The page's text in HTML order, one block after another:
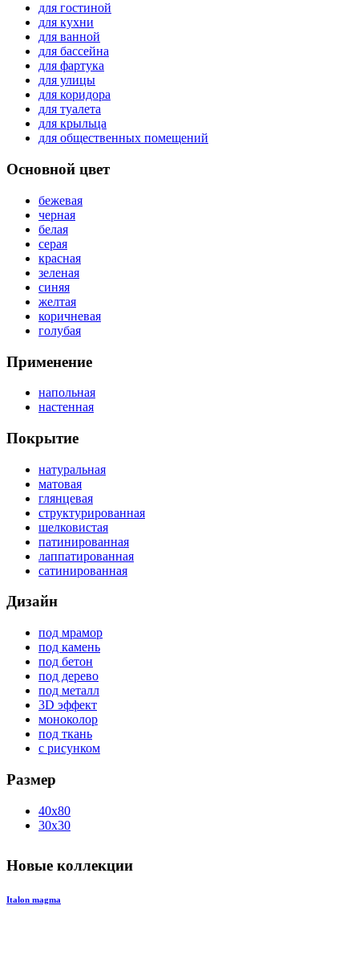
для гостиной
для кухни
для ванной
для бассейна
для фартука
для улицы
для коридора
для туалета
для крыльца
для общественных помещений
Основной цвет
бежевая
черная
белая
серая
красная
зеленая
синяя
желтая
коричневая
голубая
Применение
напольная
настенная
Покрытие
натуральная
матовая
глянцевая
структурированная
шелковистая
патинированная
лаппатированная
сатинированная
Дизайн
под мрамор
под камень
под бетон
под дерево
под металл
3D эффект
моноколор
под ткань
с рисунком
Размер
40x80
30x30
Новые коллекции
Italon magma